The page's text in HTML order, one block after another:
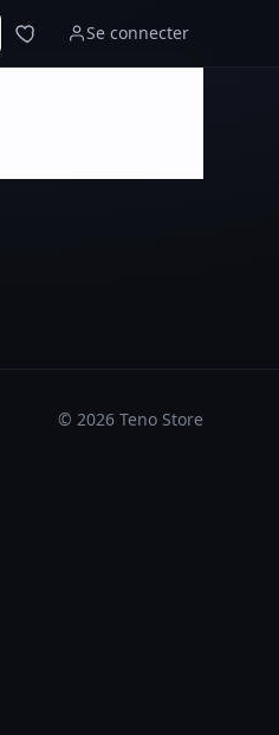
Se connecter
© 2026 Teno Store